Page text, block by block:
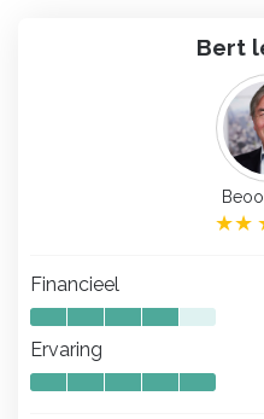
Bert
Financieel
Ervaring